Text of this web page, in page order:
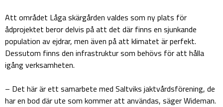
Att området Låga skärgården valdes som ny plats för
ådprojektet beror delvis på att det där finns en sjunkande
population av ejdrar, men även på att klimatet är perfekt.
Dessutom finns den infrastruktur som behövs för att hålla
igång verksamheten.
– Det här är ett samarbete med Saltviks jaktvårdsförening, de
har en bod där ute som kommer att användas, säger Wideman.